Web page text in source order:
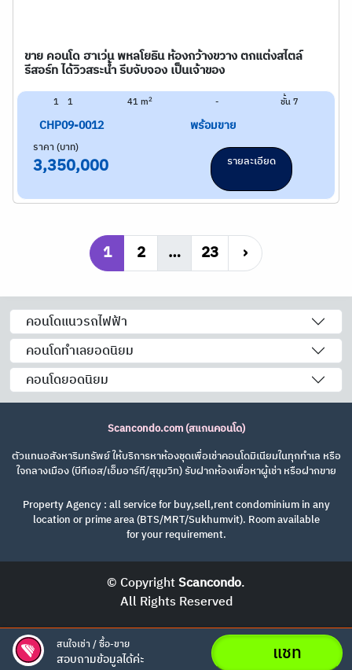
ขาย คอนโด ฮาเว่น พหลโยธิน ห้องกว้างขวาง ตกแต่งสไตล์
รีสอร์ท ได้วิวสระน้ำ รีบจับจอง เป็นเจ้าของ
1 1 41 m2 - ชั้น 7
CHP09-0012 พร้อมขาย
ราคา (บาท)
3,350,000 รายละเอียด
1 2 … 23 ›
คอนโดแนวรถไฟฟ้า
คอนโดทำเลยอดนิยม
คอนโดยอดนิยม
Scancondo.com (สแกนคอนโด)
ตัวแทนอสังหาริมทรัพย์ ให้บริการหาห้องชุดเพื่อเช่าคอนโดมิเนียมในทุกทำเล หรือ
ใจกลางเมือง (บีทีเอส/เอ็มอาร์ที/สุขุมวิท) รับฝากห้องเพื่อหาผู้เช่า หรือฝากขาย
Property Agency : all service for buy,sell,rent condominium in any
location or prime area (BTS/MRT/Sukhumvit). Room available
for your requirement.
© CopyrightScancondo.
All Rights Reserved
สนใจเช่า / ซื้อ-ขาย
สอบถามข้อมูลได้ค่ะ แชท